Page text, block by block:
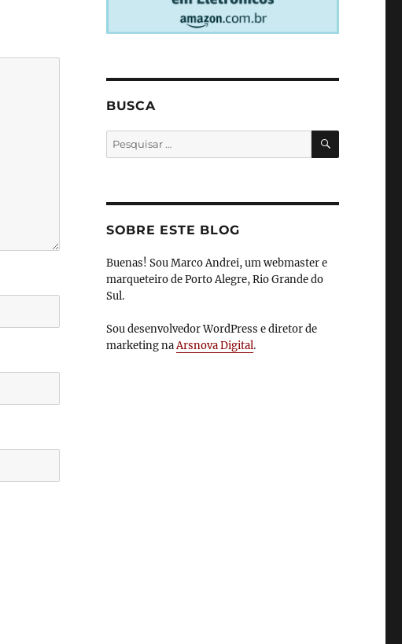
BUSCA
Pesquisar
por:
SOBRE ESTE BLOG
Buenas! Sou Marco Andrei, um webmaster e
marqueteiro de Porto Alegre, Rio Grande do
Sul.
Sou desenvolvedor WordPress e diretor de
marketing naArsnova Digital.